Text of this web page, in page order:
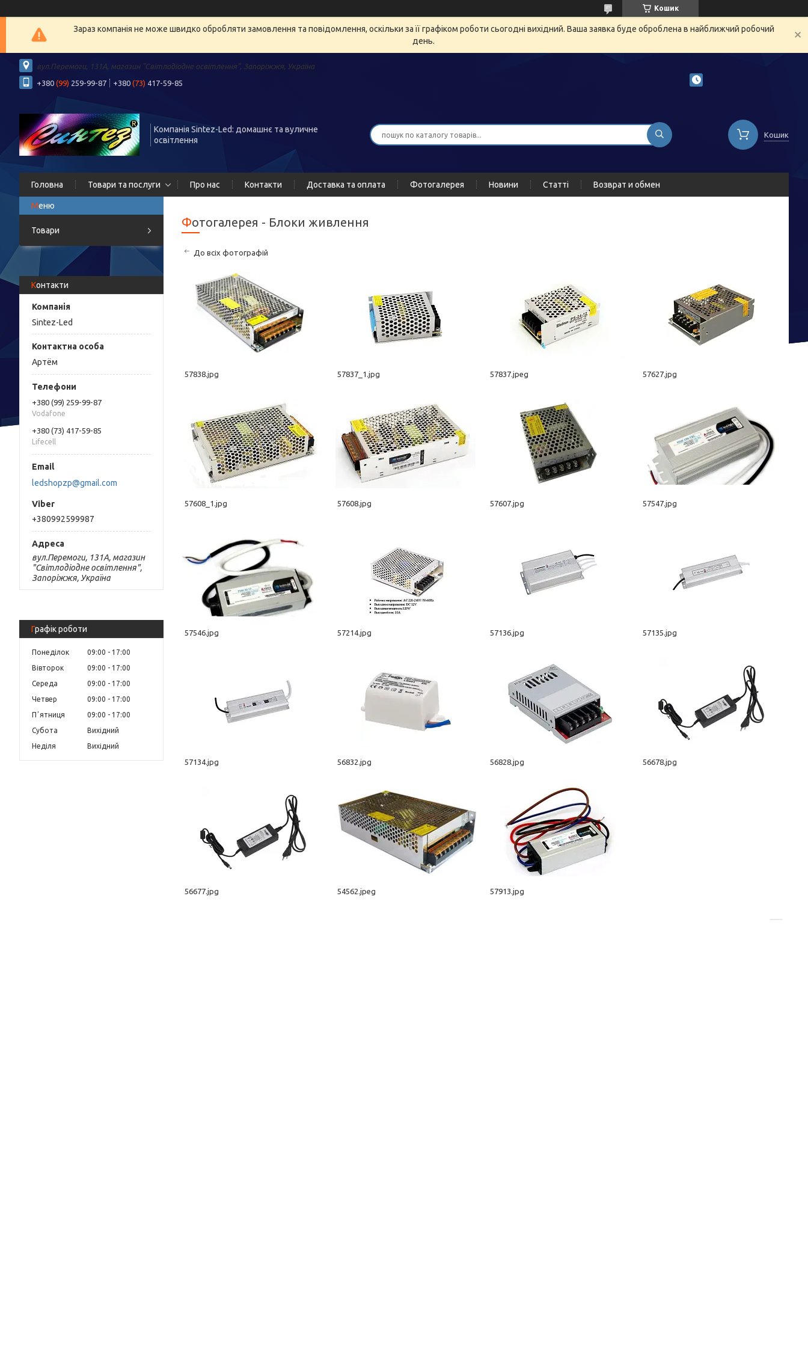
Кошик
Зараз компанія не може швидко обробляти замовлення та повідомлення, оскільки за її графіком роботи сьогодні вихідний. Ваша заявка буде оброблена в найближчий робочий
день.
вул.Перемоги, 131А, магазин "Світлодіодне освітлення", Запоріжжя, Україна
+380 (99) 259-99-87 +380 (73) 417-59-85
Компанія Sintez-Led: домашнє та вуличне
освітлення
Кошик
Головна Товари та послуги Про нас Контакти Доставка та оплата Фотогалерея Новини Статті Возврат и обмен
Товари
Контакти
Sintez-Led
Артём
+380 (99) 259-99-87
Vodafone
+380 (73) 417-59-85
Lifecell
ledshopzp@gmail.com
+380992599987
вул.Перемоги, 131А, магазин
"Світлодіодне освітлення",
Запоріжжя, Україна
Графік роботи
Понеділок 09:00
17:00
Вівторок
09:00
17:00
Середа
09:00
17:00
Четвер
09:00
17:00
Пʼятниця
09:00
17:00
Субота
Вихідний
Неділя
Вихідний
Фотогалерея - Блоки живлення
До всіх фотографій
57838.jpg 57837_1.jpg 57837.jpeg 57627.jpg
57608_1.jpg 57608.jpg 57607.jpg 57547.jpg
57546.jpg 57214.jpg 57136.jpg 57135.jpg
57134.jpg 56832.jpg 56828.jpg 56678.jpg
56677.jpg 54562.jpeg 57913.jpg